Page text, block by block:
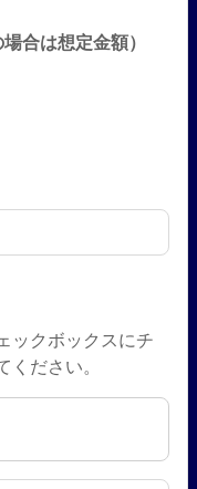
合は想定金額）
合は想定金額）
ックボックスにチ
ださい。